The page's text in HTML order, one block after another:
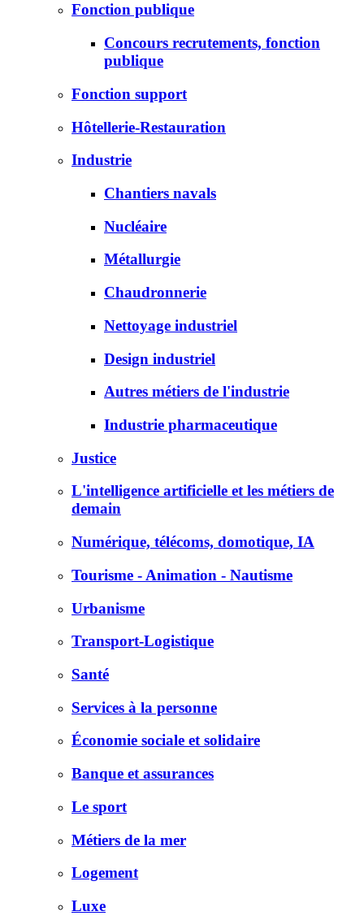
Fonction publique
Concours recrutements, fonction
publique
Fonction support
Hôtellerie-Restauration
Industrie
Chantiers navals
Nucléaire
Métallurgie
Chaudronnerie
Nettoyage industriel
Design industriel
Autres métiers de l'industrie
Industrie pharmaceutique
Justice
L'intelligence artificielle et les métiers de
demain
Numérique, télécoms, domotique, IA
Tourisme - Animation - Nautisme
Urbanisme
Transport-Logistique
Santé
Services à la personne
Économie sociale et solidaire
Banque et assurances
Le sport
Métiers de la mer
Logement
Luxe